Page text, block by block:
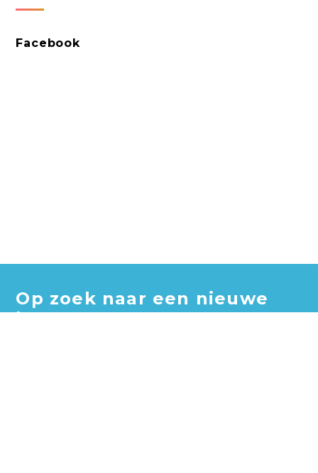
Facebook
Op zoek naar een nieuwe
baan?